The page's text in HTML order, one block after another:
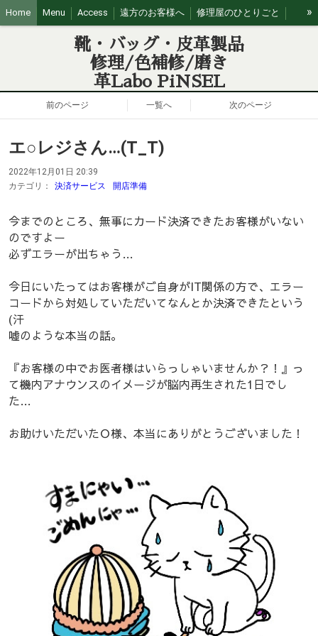
Home Menu Access 遠方のお客様へ 修理屋のひとりごと
営業日カレンダー
»
靴・バッグ・皮革製品
修理/色補修/磨き
革Labo PiNSEL
前のページ 一覧へ 次のページ
エ○レジさん…(T_T)
2022年12月01日 20:39
カテゴリ：
決済サービス 開店準備
今までのところ、無事にカード決済できたお客様がいない
のですよー
必ずエラーが出ちゃう…
今日にいたってはお客様がご自身がIT関係の方で、エラー
コードから対処していただいてなんとか決済できたという
(汗
嘘のような本当の話。
『お客様の中でお医者様はいらっしゃいませんか？！』っ
て機内アナウンスのイメージが脳内再生された1日でし
た…
お助けいただいたＯ様、本当にありがとうございました！